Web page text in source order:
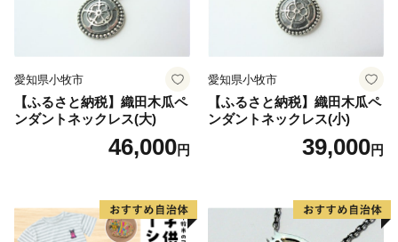
愛知県小牧市
【ふるさと納税】織田木瓜ペ
ンダントネックレス(大)
46,000円
愛知県小牧市
【ふるさと納税】織田木瓜ペ
ンダントネックレス(小)
39,000円